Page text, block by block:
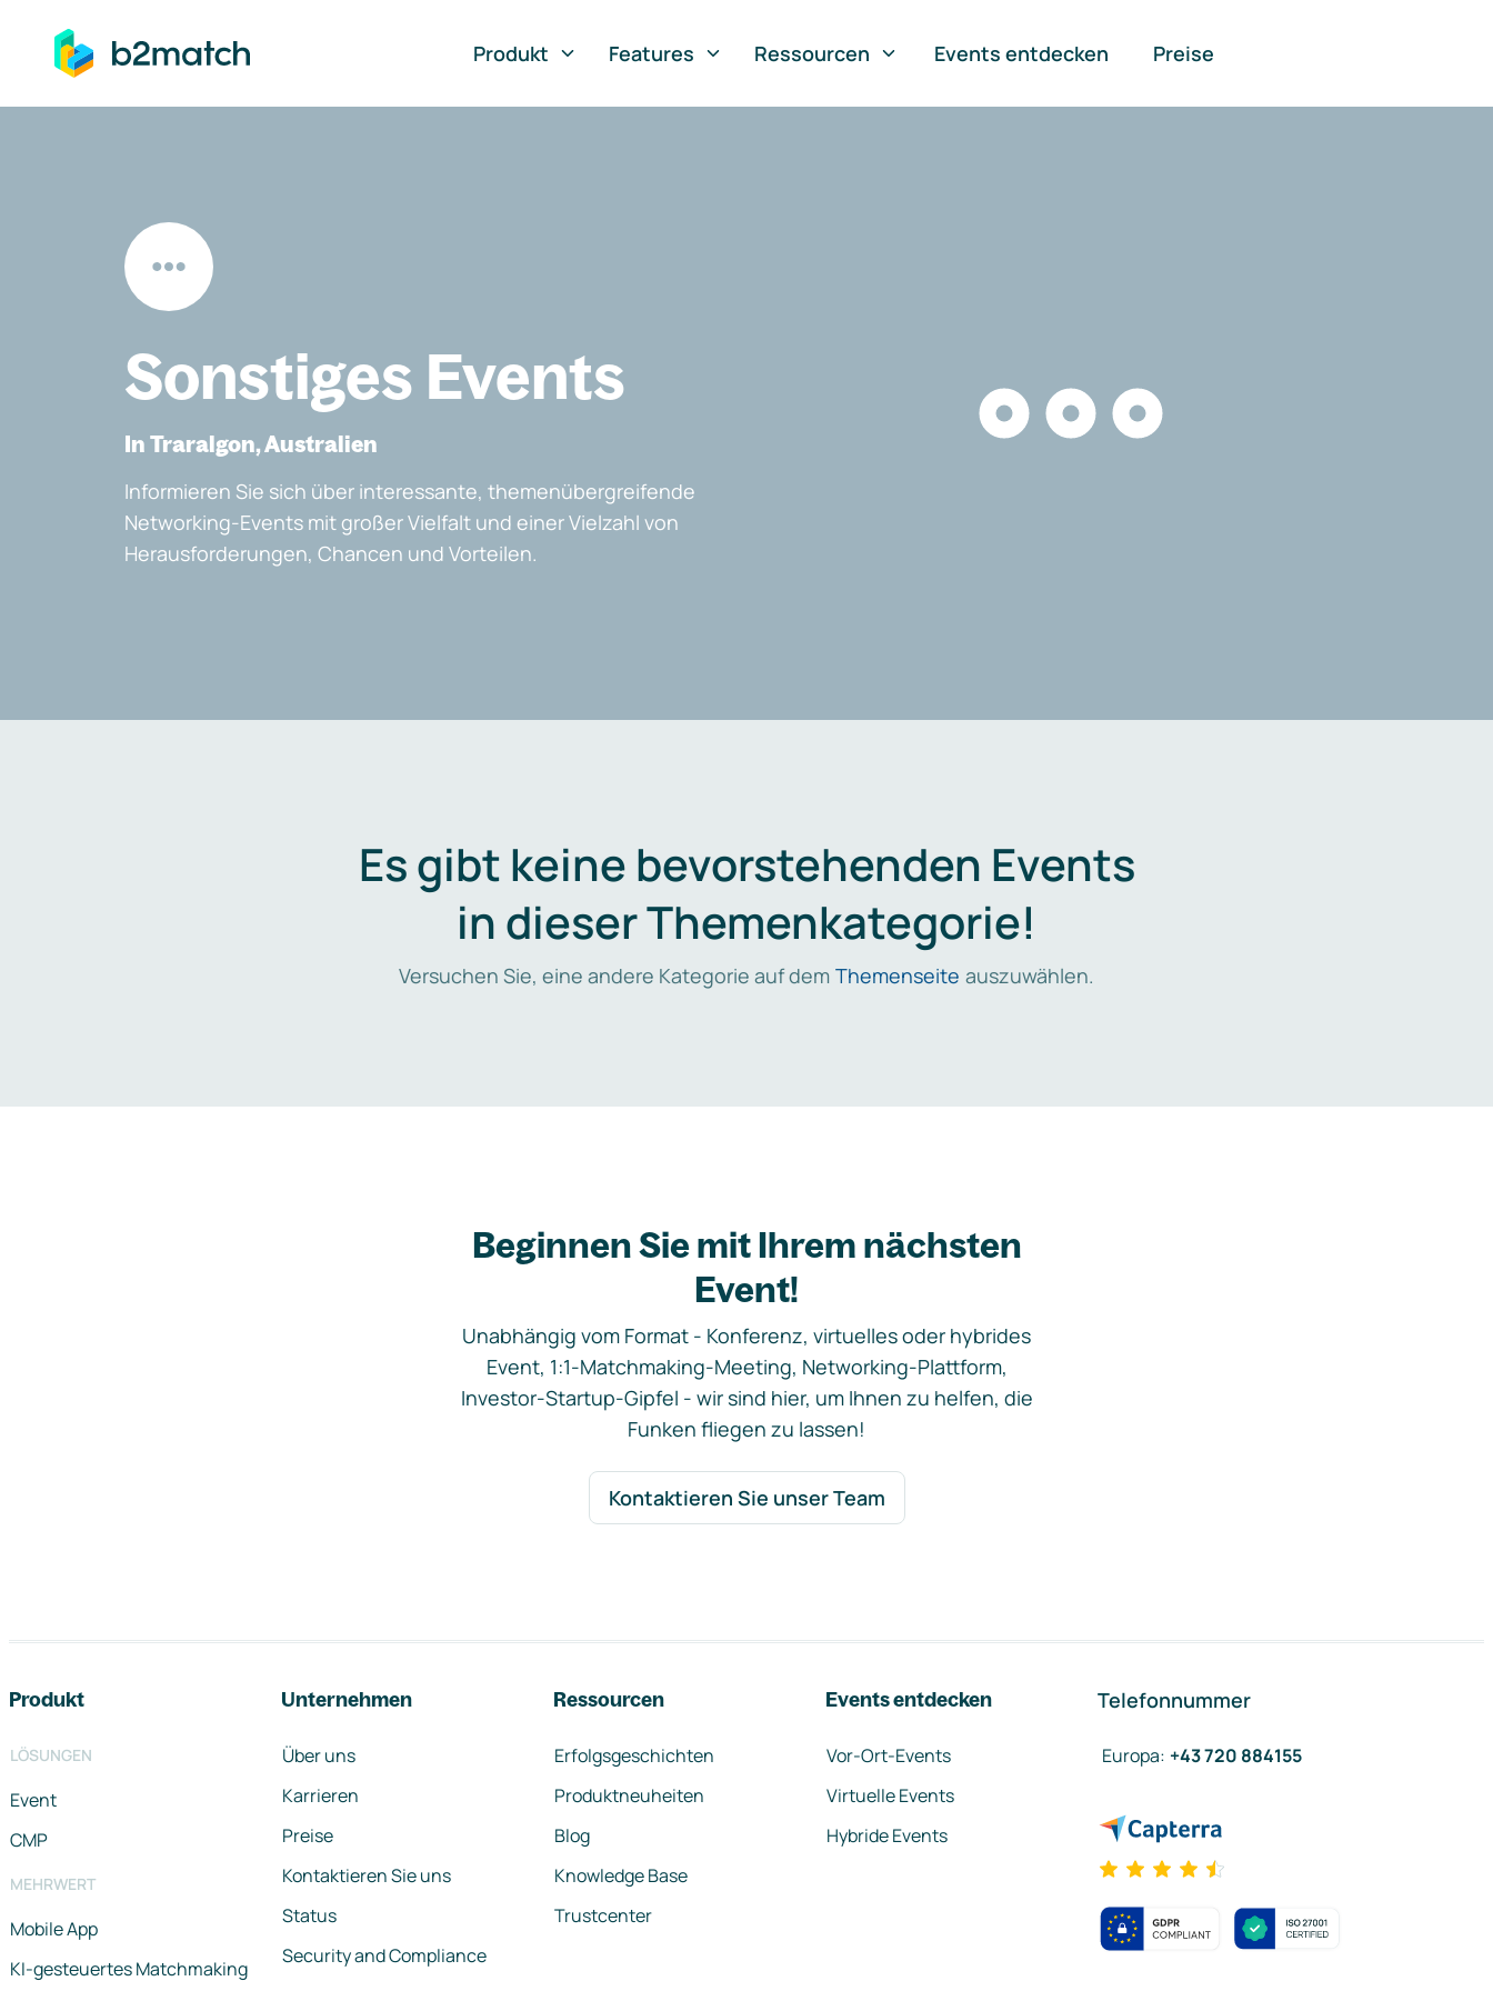
springen
Produkt
Features Ressourcen Events entdecken Preise
Sonstiges Events
In Traralgon, Australien
Informieren Sie sich über interessante, themenübergreifende
Networking-Events mit großer Vielfalt und einer Vielzahl von
Herausforderungen, Chancen und Vorteilen.
Es gibt keine bevorstehenden Events
in dieser Themenkategorie!
Versuchen Sie, eine andere Kategorie auf dem Themenseite auszuwählen.
Beginnen Sie mit Ihrem nächsten
Event!
Unabhängig vom Format - Konferenz, virtuelles oder hybrides
Event, 1:1-Matchmaking-Meeting, Networking-Plattform,
Investor-Startup-Gipfel - wir sind hier, um Ihnen zu helfen, die
Funken fliegen zu lassen!
Kontaktieren Sie unser Team
Produkt
LÖSUNGEN
Event
CMP
MEHRWERT
Mobile App
KI-gesteuertes Matchmaking
Unternehmen
Über uns
Karrieren
Preise
Kontaktieren Sie uns
Status
Security and Compliance
Ressourcen
Erfolgsgeschichten
Produktneuheiten
Blog
Knowledge Base
Trustcenter
Events entdecken
Vor-Ort-Events
Virtuelle Events
Hybride Events
Telefonnummer
Europa: +43 720 884155